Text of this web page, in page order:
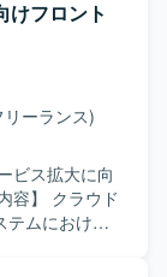
ラウド環境
テム構成を
ていただき
しながら主
。 チームメ
を取りなが
ただける方が
けフロント
ーランス)
ビス拡大に向
テムにおける